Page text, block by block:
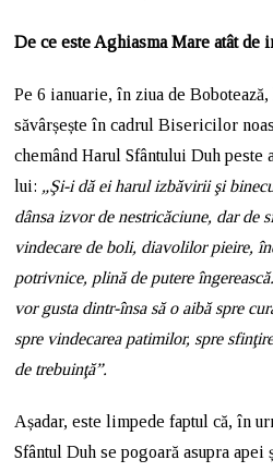
De ce este Aghiasma Mare atât de
Pe 6 ianuarie, în ziua de
săvârșește în cadrul Bisericilor
chemând Harul Sfântului Duh peste
lui: „Şi-i dă ei harul izbăvirii şi
dânsa izvor de nestricăciune, dar de
vindecare de boli, diavolilor pieire,
potrivnice, plină de putere
vor gusta dintr-însa să o aibă spre
spre vindecarea patimilor, spre
de trebuinţă”.
Așadar, este limpede faptul că, în
Sfântul Duh se pogoară asupra apei